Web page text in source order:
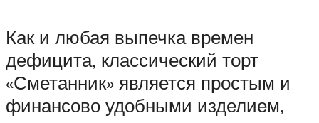
Как и любая выпечка времен
дефицита, классический торт
«Сметанник» является простым и
финансово удобными изделием,